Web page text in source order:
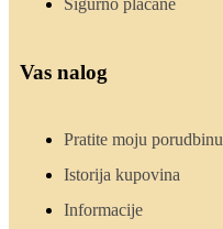
Vas nalog
Pratite moju porudbinu
Istorija kupovina
Informacije